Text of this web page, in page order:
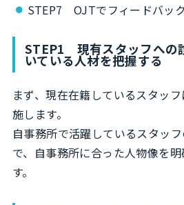
STEP7 OJTでフィードバック
STEP1 現有スタッフへの
いている人材を把握する
まず、現在在籍しているスタッ
施します。
自事務所で活躍しているスタッ
で、自事務所に合った人物像を
す。